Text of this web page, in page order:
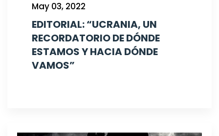
May 03, 2022
EDITORIAL: “UCRANIA, UN
RECORDATORIO DE DÓNDE
ESTAMOS Y HACIA DÓNDE
VAMOS”